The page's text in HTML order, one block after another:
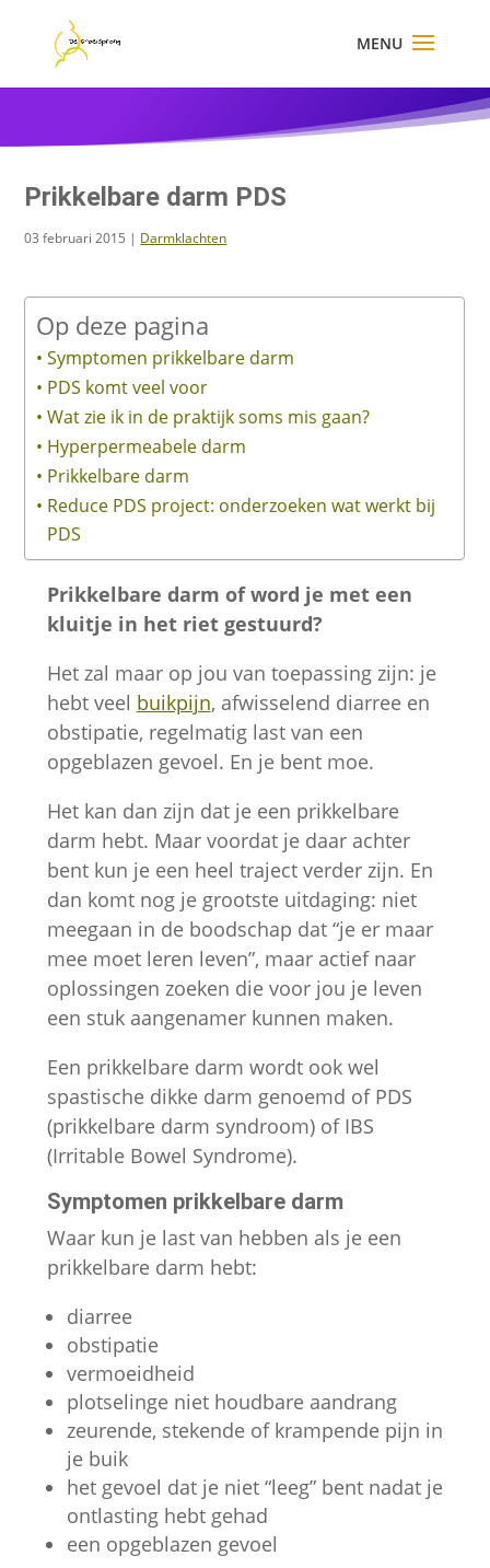
Prikkelbare darm PDS
03 februari 2015 | Darmklachten
Op deze pagina
Symptomen prikkelbare darm
PDS komt veel voor
Wat zie ik in de praktijk soms mis gaan?
Hyperpermeabele darm
Prikkelbare darm
Reduce PDS project: onderzoeken wat werkt bij
PDS
Prikkelbare darm of word je met een
kluitje in het riet gestuurd?
Het zal maar op jou van toepassing zijn: je
hebt veel buikpijn, afwisselend diarree en
obstipatie, regelmatig last van een
opgeblazen gevoel. En je bent moe.
Het kan dan zijn dat je een prikkelbare
darm hebt. Maar voordat je daar achter
bent kun je een heel traject verder zijn. En
dan komt nog je grootste uitdaging: niet
meegaan in de boodschap dat “je er maar
mee moet leren leven”, maar actief naar
oplossingen zoeken die voor jou je leven
een stuk aangenamer kunnen maken.
Een prikkelbare darm wordt ook wel
spastische dikke darm genoemd of PDS
(prikkelbare darm syndroom) of IBS
(Irritable Bowel Syndrome).
Symptomen prikkelbare darm
Waar kun je last van hebben als je een
prikkelbare darm hebt:
diarree
obstipatie
vermoeidheid
plotselinge niet houdbare aandrang
zeurende, stekende of krampende pijn in
je buik
het gevoel dat je niet “leeg” bent nadat je
ontlasting hebt gehad
een opgeblazen gevoel
Noodzakelijk
Deze cookies
zijn
noodzakelijk
goed te laten
functioneren.
Statistieken
Om ons te
helpen de
site te
verbeteren,
op hoe de
website
wordt
gebruikt.
Gebruikerservaring
Om onze website zo
goed mogelijk te laten
functioneren
gedurende je bezoek.
Als je deze cookies
weigert, zullen
sommige functies en
inhoud van de website
verdwijnen.
Marketing